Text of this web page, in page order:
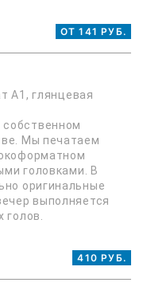
ОТ 141 РУБ.
А1, глянцевая
собственном
Мы печатаем
головками. В
оригинальные
выполняется
410 РУБ.